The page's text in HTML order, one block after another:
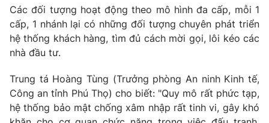
cấp ngày 29/12/2023
Tổng Biên tập: Vũ Thanh Thủy
Phó Tổng Biên tập:Nguyễn Thị Mỹ Hạnh, Phạm Quốc Thắng,
Nguyễn Trọng Ninh
Ðiện thoại Thời báo VTV: 024.66 897 897
Email:toasoan@vtv.vn
Liên hệ quảng cáo:024-7300.7108
Các đối tượng hoạt động theo mô hình đa cấp, mỗi 1
cấp, 1 nhánh lại có những đối tượng chuyên phát triển
hệ thống khách hàng, tìm đủ cách mời gọi, lôi kéo các
nhà đầu tư.
Trung tá Hoàng Tùng (Trưởng phòng An ninh Kinh tế,
Công an tỉnh Phú Thọ) cho biết: "Quy mô rất phức tạp,
hệ thống bảo mật chống xâm nhập rất tinh vi, gây khó